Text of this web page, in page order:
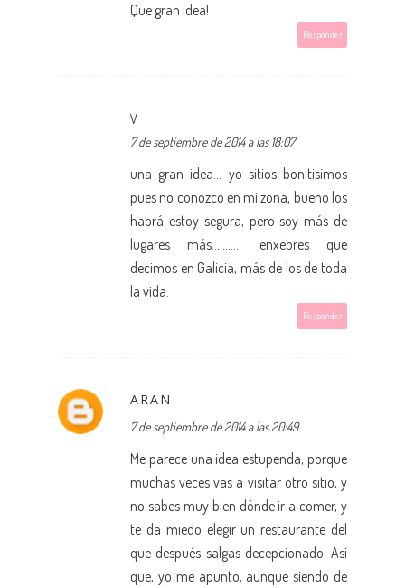
Que gran idea!
Responder
V
7 de septiembre de 2014 a las 18:07
una gran idea... yo sitios bonitisimos
pues no conozco en mi zona, bueno los
habrá estoy segura, pero soy más de
lugares más........... enxebres que
decimos en Galicia, más de los de toda
la vida.
Responder
ARAN
7 de septiembre de 2014 a las 20:49
Me parece una idea estupenda, porque
muchas veces vas a visitar otro sitio, y
no sabes muy bien dónde ir a comer, y
te da miedo elegir un restaurante del
que después salgas decepcionado. Así
que, yo me apunto, aunque siendo de